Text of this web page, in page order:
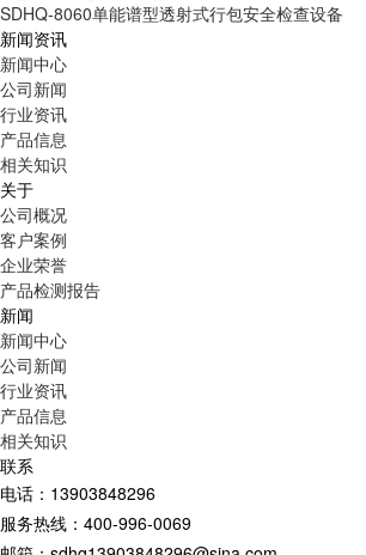
SDHQ-8060单能谱型透射式行包安全检查设备
新闻资讯
新闻中心
公司新闻
行业资讯
产品信息
相关知识
关于
公司概况
客户案例
企业荣誉
产品检测报告
新闻
新闻中心
公司新闻
行业资讯
产品信息
相关知识
联系
电话：13903848296
服务热线：400-996-0069